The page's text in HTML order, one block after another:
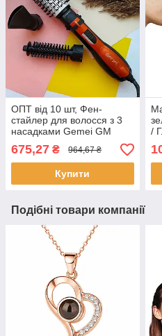
ОПТ від 10 шт, Фен-
стайлер для волосся з 3
насадками Gemei GM
4828, Помаранчевий /
Фен-щітка для волосся з
обертанням
675,27 ₴ 964,67 ₴
Купити
/
Подібні товари компанії